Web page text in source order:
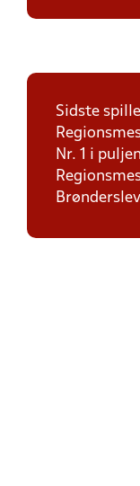
Sidste
Nr. 1 i